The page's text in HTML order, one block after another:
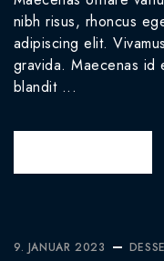
nibh risus, rhoncus
adipiscing elit.
gravida. Maecenas id
blandit ...
9. JANUAR 2023